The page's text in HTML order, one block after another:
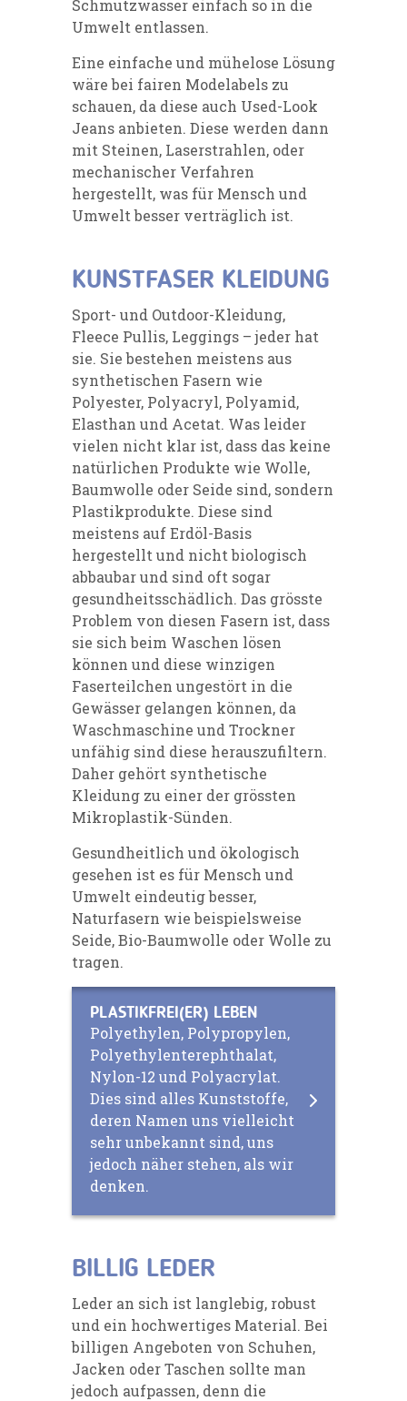
Schmutzwasser einfach so in die
Umwelt entlassen.
Eine einfache und mühelose Lösung
wäre bei fairen Modelabels zu
schauen, da diese auch Used-Look
Jeans anbieten. Diese werden dann
mit Steinen, Laserstrahlen, oder
mechanischer Verfahren
hergestellt, was für Mensch und
Umwelt besser verträglich ist.
KUNSTFASER KLEIDUNG
Sport- und Outdoor-Kleidung,
Fleece Pullis, Leggings – jeder hat
sie. Sie bestehen meistens aus
synthetischen Fasern wie
Polyester, Polyacryl, Polyamid,
Elasthan und Acetat. Was leider
vielen nicht klar ist, dass das keine
natürlichen Produkte wie Wolle,
Baumwolle oder Seide sind, sondern
Plastikprodukte. Diese sind
meistens auf Erdöl-Basis
hergestellt und nicht biologisch
abbaubar und sind oft sogar
gesundheitsschädlich. Das grösste
Problem von diesen Fasern ist, dass
sie sich beim Waschen lösen
können und diese winzigen
Faserteilchen ungestört in die
Gewässer gelangen können, da
Waschmaschine und Trockner
unfähig sind diese herauszufiltern.
Daher gehört synthetische
Kleidung zu einer der grössten
Mikroplastik-Sünden.
Gesundheitlich und ökologisch
gesehen ist es für Mensch und
Umwelt eindeutig besser,
Naturfasern wie beispielsweise
Seide, Bio-Baumwolle oder Wolle zu
tragen.
PLASTIKFREI(ER) LEBEN
Polyethylen, Polypropylen,
Polyethylenterephthalat,
Nylon-12 und Polyacrylat.
Dies sind alles Kunststoffe,
deren Namen uns vielleicht
sehr unbekannt sind, uns
jedoch näher stehen, als wir
denken.
BILLIG LEDER
Leder an sich ist langlebig, robust
und ein hochwertiges Material. Bei
billigen Angeboten von Schuhen,
Jacken oder Taschen sollte man
jedoch aufpassen, denn die